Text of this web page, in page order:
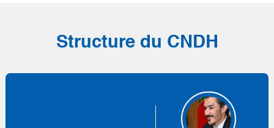
Structure du CNDH